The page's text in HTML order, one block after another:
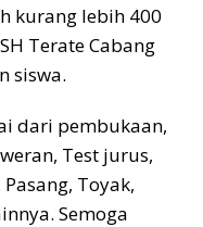
kurang lebih 400
Terate Cabang
siswa.
dari pembukaan,
Test jurus,
Toyak,
Semoga